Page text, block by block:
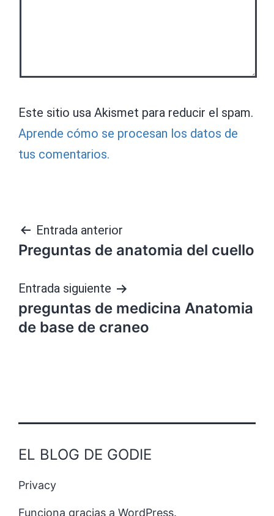
Este sitio usa Akismet para reducir el spam.
Aprende cómo se procesan los datos de
tus comentarios.
Navegación
de
entradas
Entrada anterior
Preguntas de anatomia del cuello
Entrada siguiente
preguntas de medicina Anatomia
de base de craneo
EL BLOG DE GODIE
Privacy
Funciona gracias a WordPress.